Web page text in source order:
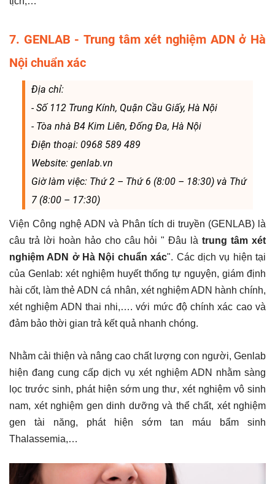
7. GENLAB - Trung tâm xét nghiệm ADN ở Hà
Nội chuẩn xác
Địa chỉ:
- Số 112 Trung Kính, Quận Cầu Giấy, Hà Nội
- Tòa nhà B4 Kim Liên, Đống Đa, Hà Nội
Điện thoại: 0968 589 489
Website: genlab.vn
Giờ làm việc: Thứ 2 – Thứ 6 (8:00 – 18:30) và Thứ
7 (8:00 – 17:30)
Viện Công nghệ ADN và Phân tích di truyền (GENLAB) là
câu trả lời hoàn hảo cho câu hỏi " Đâu là trung tâm xét
nghiệm ADN ở Hà Nội chuẩn xác". Các dịch vụ hiện tại
của Genlab: xét nghiệm huyết thống tự nguyện, giám định
hài cốt, làm thẻ ADN cá nhân, xét nghiệm ADN hành chính,
xét nghiệm ADN thai nhi,…. với mức độ chính xác cao và
đảm bảo thời gian trả kết quả nhanh chóng.
Nhằm cải thiện và nâng cao chất lượng con người, Genlab
hiện đang cung cấp dịch vụ xét nghiệm ADN nhằm sàng
lọc trước sinh, phát hiện sớm ung thư, xét nghiệm vô sinh
nam, xét nghiệm gen dinh dưỡng và thể chất, xét nghiệm
gen tài năng, phát hiện sớm tan máu bẩm sinh
Thalassemia,…